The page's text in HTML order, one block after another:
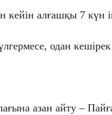
алғашқы 7 күн
одан кешірек
азан айту –